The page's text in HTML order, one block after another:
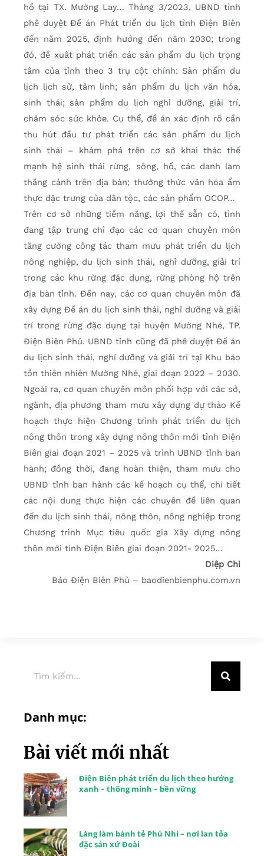
hồ tại TX. Mường Lay… Tháng 3/2023, UBND tỉnh
phê duyệt Ðề án Phát triển du lịch tỉnh Ðiện Biên
đến năm 2025, định hướng đến năm 2030; trong
đó, đề xuất phát triển các sản phẩm du lịch trọng
tâm của tỉnh theo 3 trụ cột chính: Sản phẩm du
lịch lịch sử, tâm linh; sản phẩm du lịch văn hóa,
sinh thái; sản phẩm du lịch nghỉ dưỡng, giải trí,
chăm sóc sức khỏe. Cụ thể, đề án xác định rõ cần
thu hút đầu tư phát triển các sản phẩm du lịch
sinh thái – khám phá trên cơ sở khai thác thế
mạnh hệ sinh thái rừng, sông, hồ, các danh lam
thắng cảnh trên địa bàn; thưởng thức văn hóa ẩm
thực đặc trưng của dân tộc, các sản phẩm OCOP…
Trên cơ sở những tiềm năng, lợi thế sẵn có, tỉnh
đang tập trung chỉ đạo các cơ quan chuyên môn
tăng cường công tác tham mưu phát triển du lịch
nông nghiệp, du lịch sinh thái, nghỉ dưỡng, giải trí
trong các khu rừng đặc dụng, rừng phòng hộ trên
địa bàn tỉnh. Ðến nay, các cơ quan chuyên môn đã
xây dựng Ðề án du lịch sinh thái, nghỉ dưỡng và giải
trí trong rừng đặc dụng tại huyện Mường Nhé, TP.
Ðiện Biên Phủ. UBND tỉnh cũng đã phê duyệt Ðề án
du lịch sinh thái, nghỉ dưỡng và giải trí tại Khu bảo
tồn thiên nhiên Mường Nhé, giai đoạn 2022 – 2030.
Ngoài ra, cơ quan chuyên môn phối hợp với các sở,
ngành, địa phương tham mưu xây dựng dự thảo Kế
hoạch thực hiện Chương trình phát triển du lịch
nông thôn trong xây dựng nông thôn mới tỉnh Ðiện
Biên giai đoạn 2021 – 2025 và trình UBND tỉnh ban
hành; đồng thời, đang hoàn thiện, tham mưu cho
UBND tỉnh ban hành các kế hoạch cụ thể, chi tiết
các nội dung thực hiện các chuyên đề liên quan
đến du lịch sinh thái, nông thôn, nông nghiệp trong
Chương trình Mục tiêu quốc gia Xây dựng nông
thôn mới tỉnh Ðiện Biên giai đoạn 2021- 2025…
Diệp Chi
Báo Điện Biên Phủ – baodienbienphu.com.vn
Danh mục:
Bài viết mới nhất
Điện Biên phát triển du lịch theo hướng
xanh – thông minh – bền vững
Làng làm bánh tẻ Phú Nhi – nơi lan tỏa
đặc sản xứ Đoài